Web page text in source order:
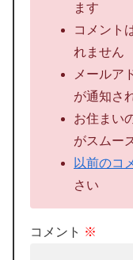
ます
コメント
れません
メールア
が通知さ
お住まい
がスムー
以前のコ
さい
コメント ※